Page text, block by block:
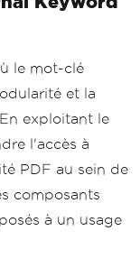
. Rend
le mot-clé
et la
exploitant le
l'accès à
PDF au sein de
composants
à un usage